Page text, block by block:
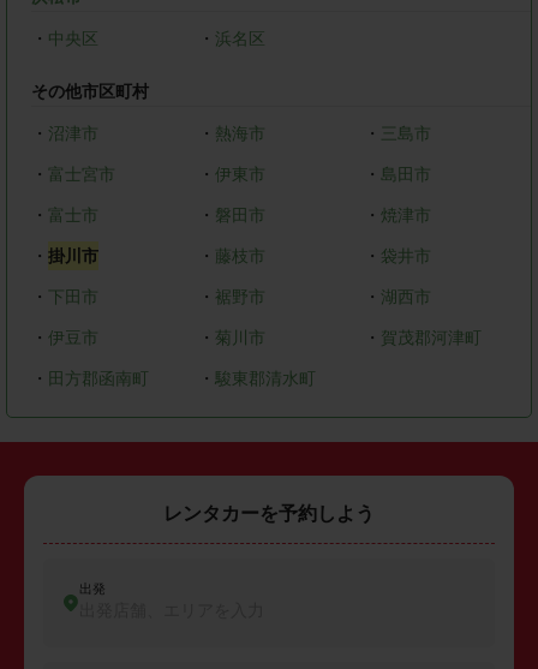
・ 中央区 ・ 浜名区
その他市区町村
・ 沼津市 ・ 熱海市 ・ 三島市
・ 富士宮市 ・ 伊東市 ・ 島田市
・ 富士市 ・ 磐田市 ・焼津市
・ 掛川市 ・ 藤枝市 ・ 袋井市
・ 下田市 ・ 裾野市 ・ 湖西市
・ 伊豆市 ・ 菊川市 ・ 賀茂郡河津町
・ 田方郡函南町 ・ 駿東郡清水町
レンタカーを予約しよう
出発